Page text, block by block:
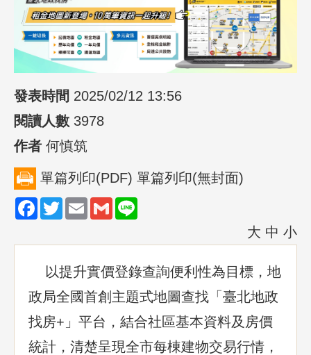
發表時間 2025/02/12 13:56
閱讀人數 3978
作者 何慎筑
單篇列印(PDF) 單篇列印(無封面)
Facebook
TwitterEmailGmail
大 中 小
以提升實價登錄查詢便利性為目標，地
政局全國首創主題式地圖查找「臺北地政
找房+」平台，結合社區基本資料及房價
統計，清楚呈現全市每棟建物交易行情，